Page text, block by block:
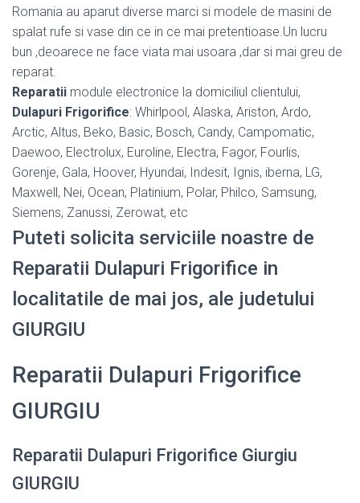
Romania au aparut diverse marci si modele de masini de
spalat rufe si vase din ce in ce mai pretentioase.Un lucru
bun ,deoarece ne face viata mai usoara ,dar si mai greu de
reparat.
Reparatii module electronice la domiciliul clientului,
Dulapuri Frigorifice: Whirlpool, Alaska, Ariston, Ardo,
Arctic, Altus, Beko, Basic, Bosch, Candy, Campomatic,
Daewoo, Electrolux, Euroline, Electra, Fagor, Fourlis,
Gorenje, Gala, Hoover, Hyundai, Indesit, Ignis, iberna, LG,
Maxwell, Nei, Ocean, Platinium, Polar, Philco, Samsung,
Siemens, Zanussi, Zerowat, etc
Puteti solicita serviciile noastre de
Reparatii Dulapuri Frigorifice in
localitatile de mai jos, ale judetului
GIURGIU
Reparatii Dulapuri Frigorifice
GIURGIU
Reparatii Dulapuri Frigorifice Giurgiu
GIURGIU